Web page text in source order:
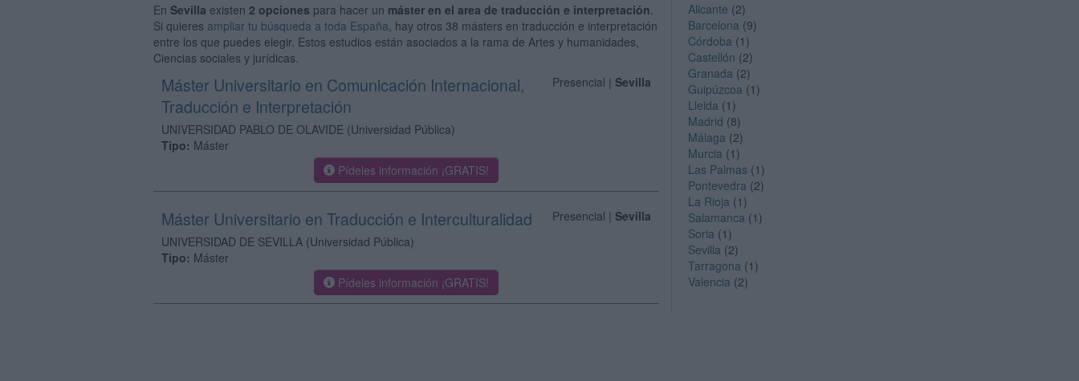
En Sevilla existen 2 opciones para hacer un máster en el area de traducción e interpretación.
Si quieres ampliar tu búsqueda a toda España, hay otros 38 másters en traducción e interpretación
entre los que puedes elegir. Estos estudios están asociados a la rama de Artes y humanidades,
Ciencias sociales y jurídicas.
Presencial | Sevilla
Máster Universitario en Comunicación Internacional,
Traducción e Interpretación
UNIVERSIDAD PABLO DE OLAVIDE (Universidad Pública)
Tipo: Máster
Pídeles información ¡GRATIS!
Presencial | Sevilla
Máster Universitario en Traducción e Interculturalidad
UNIVERSIDAD DE SEVILLA (Universidad Pública)
Tipo: Máster
Pídeles información ¡GRATIS!
Alicante (2)
Barcelona (9)
Córdoba (1)
Castellón (2)
Granada (2)
Guipúzcoa (1)
Lleida (1)
Madrid (8)
Málaga (2)
Murcia (1)
Las Palmas (1)
Pontevedra (2)
La Rioja (1)
Salamanca (1)
Soria (1)
Sevilla (2)
Tarragona (1)
Valencia (2)